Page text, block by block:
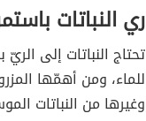
ري النباتات
تحتاج النباتات إلى
للماء، ومن أهمّها
وغيرها من النباتات